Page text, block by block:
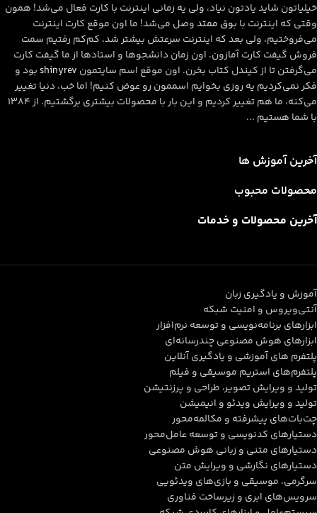
خیلیاتون شاید یادتون نیاد، ولی یه زمانی اینترنت با کارت فعال می‌شد! همون
وقتی که اینترنت با بوق ممتدوصل می‌شد! ما اون موقع کارت اینترنت
می‌فروختیم، ولی بعد که اینترنت سرعتش بیشتر شد، کم‌کم رفتیم سمت
فروش گیفت کارت آمازون. اون زمان دانشجوها و استادها از ما گیفت کارت
می‌گرفتن تا از کیندل کتاب بخرن. اون موقع اسم سایتمون shinyrevبود و
فکر نمی‌کردیم یه روزی بخوایم اسممون رو عوض کنیم! اما خب، دنیا تغییر
می‌کنه، ما هم تغییر کردیم و این بار با محصولات بیشتری برگشتیم. از ۱۳۸۴
با شما هستیم ...
آخرین آموزش ها
محصولات محبوب
آخرین محصولات و خدمات
آموزش و یادگیری زبان
آنتی‌ویروس و امنیت شبکه
ابزارهای برنامه‌نویسی و توسعه نرم‌افزار
ابزارهای هوش مصنوعی چندرسانه‌ای
پلتفرم های آموزشی و یادگیری آنلاین
پلتفرم‌های استریم موسیقی و فیلم
تولید و ویرایش تصویر، طراحی و پرزنتیشن
تولید و ویرایش ویدئو و انیمیشن
چت‌بات‌های پیشرفته و مکالمه‌محور
دستیارهای کدنویسی و توسعه عامل‌محور
دستیارهای متنی و زبانی هوش مصنوعی
دستیارهای نگارشی و ویرایش متن
سرگرمی، موسیقی و بازی‌های ویدئویی
سرویس‌های ابری و زیرساخت فناوری